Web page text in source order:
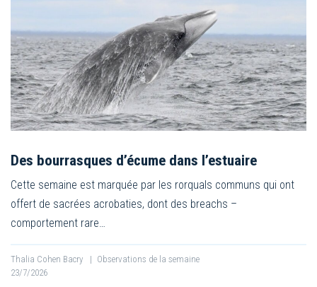
Des bourrasques d’écume dans l’estuaire
Cette semaine est marquée par les rorquals communs qui ont
offert de sacrées acrobaties, dont des breachs –
comportement rare…
Thalia Cohen Bacry | Observations de la semaine
23/7/2026